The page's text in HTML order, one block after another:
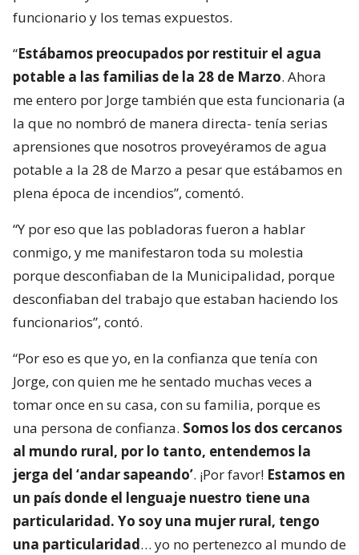
funcionario y los temas expuestos.
“Estábamos preocupados por restituir el agua
potable a las familias de la 28 de Marzo. Ahora
me entero por Jorge también que esta funcionaria (a
la que no nombró de manera directa- tenía serias
aprensiones que nosotros proveyéramos de agua
potable a la 28 de Marzo a pesar que estábamos en
plena época de incendios”, comentó.
“Y por eso que las pobladoras fueron a hablar
conmigo, y me manifestaron toda su molestia
porque desconfiaban de la Municipalidad, porque
desconfiaban del trabajo que estaban haciendo los
funcionarios”, contó.
“Por eso es que yo, en la confianza que tenía con
Jorge, con quien me he sentado muchas veces a
tomar once en su casa, con su familia, porque es
una persona de confianza. Somos los dos cercanos
al mundo rural, por lo tanto, entendemos la
jerga del ‘andar sapeando’. ¡Por favor! Estamos en
un país donde el lenguaje nuestro tiene una
particularidad. Yo soy una mujer rural, tengo
una particularidad… yo no pertenezco al mundo de